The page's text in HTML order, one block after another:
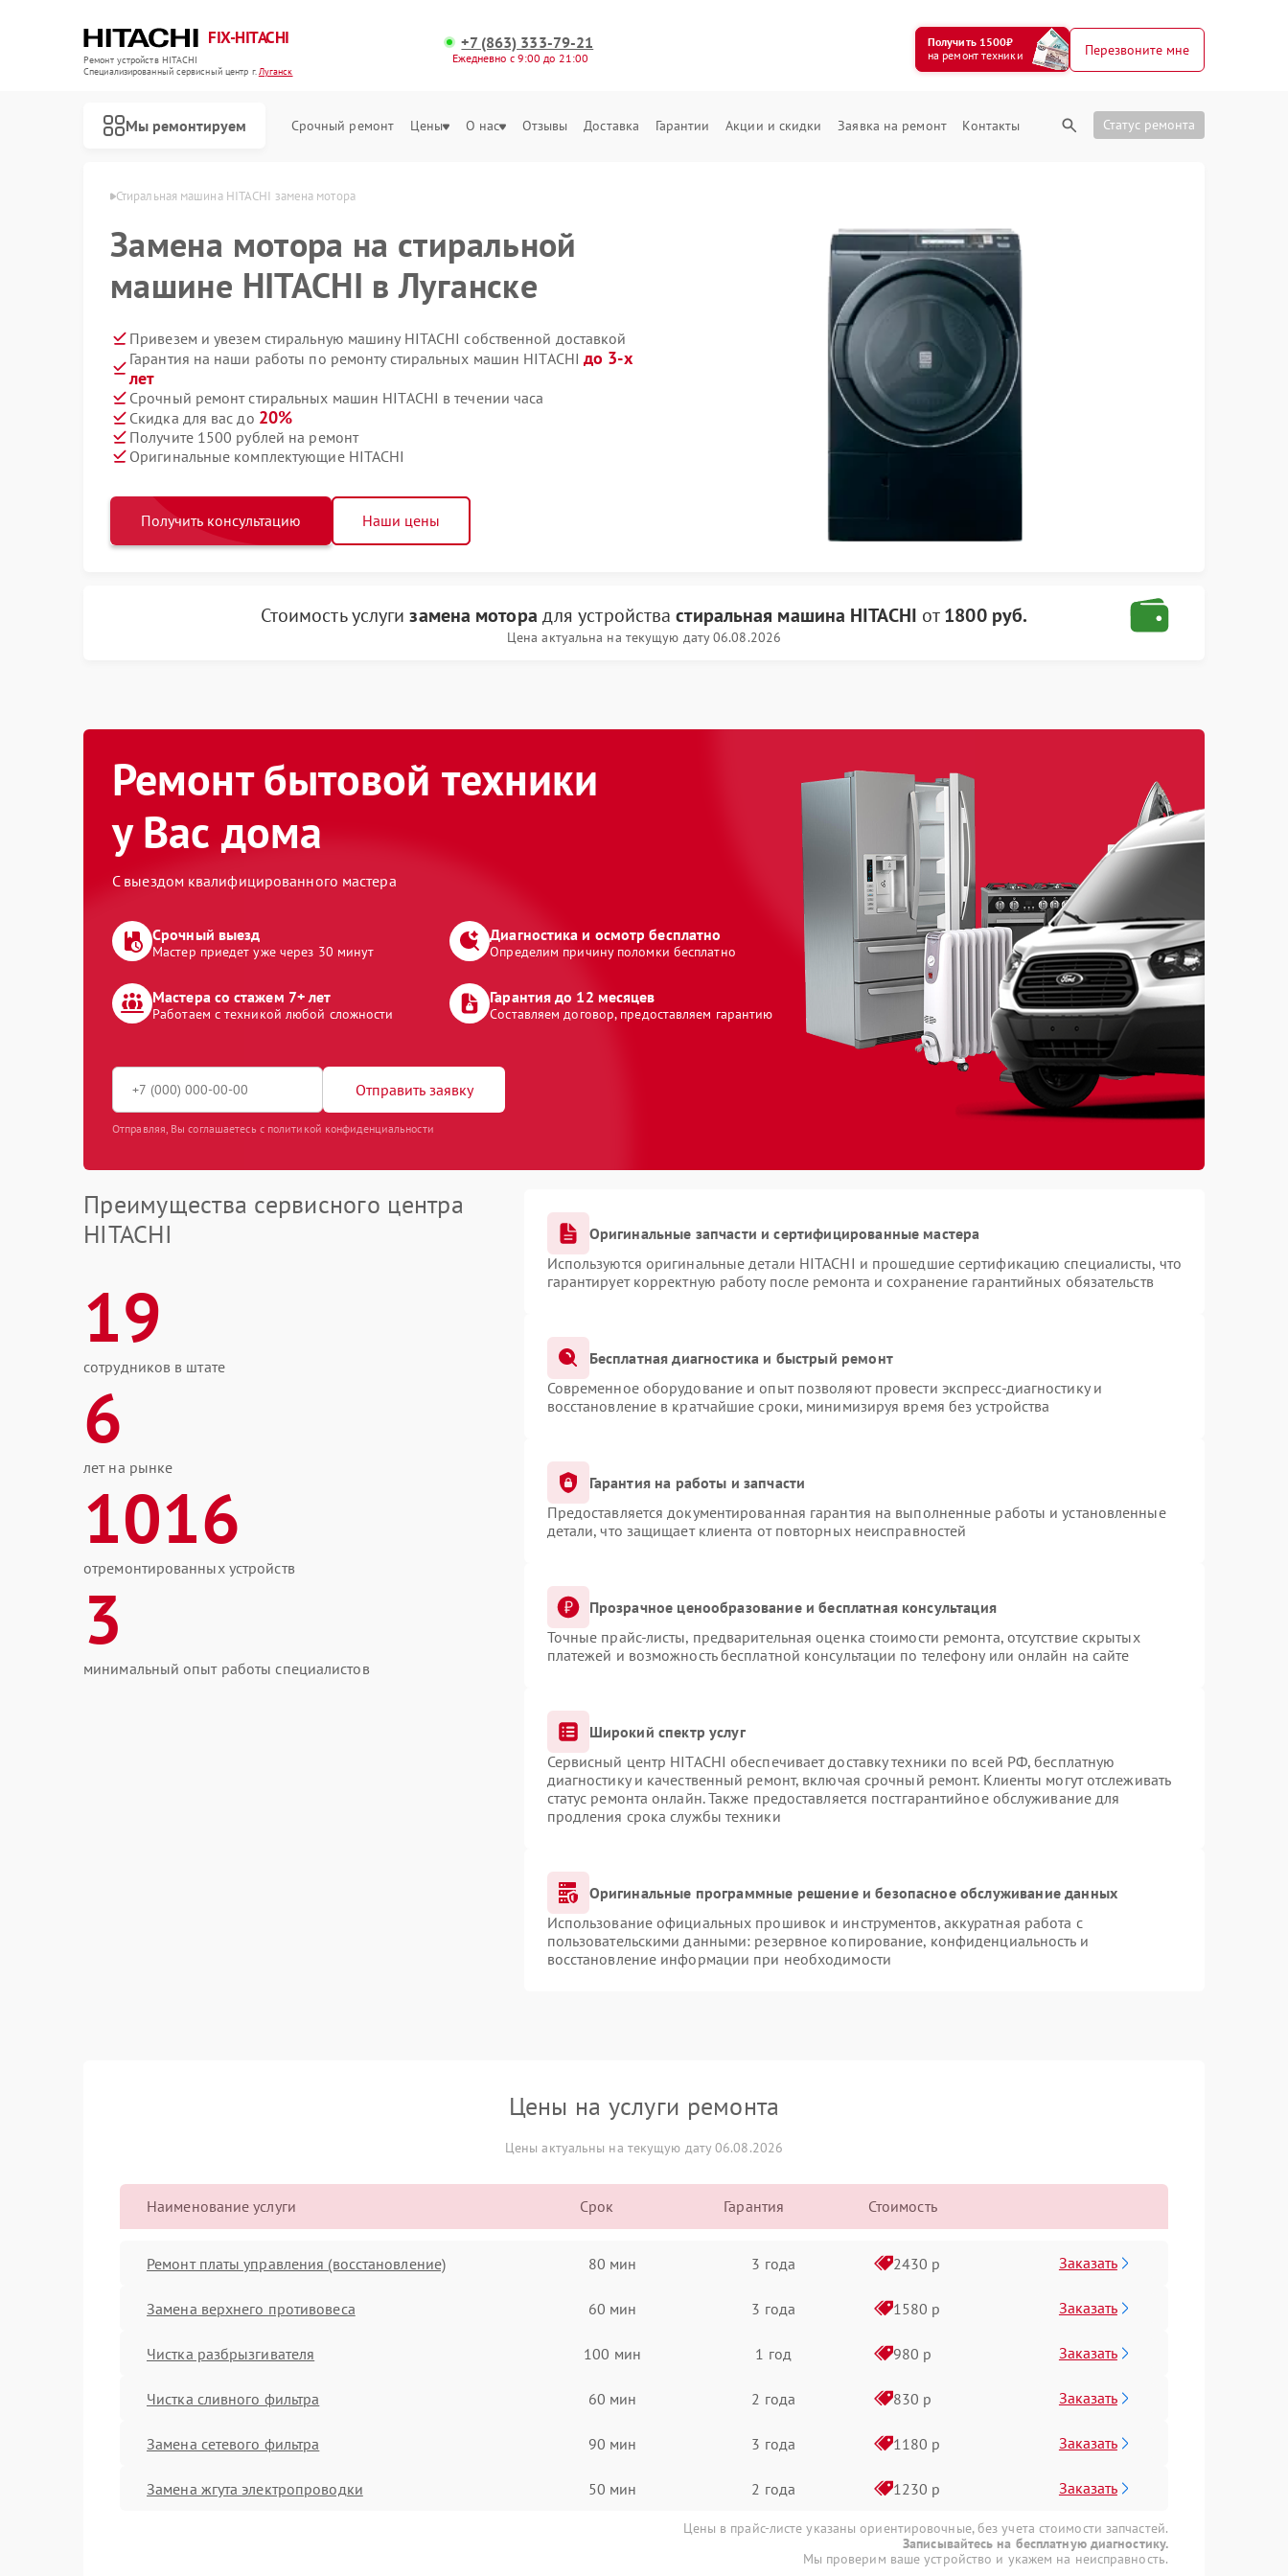
FIX-HITACHI
Ремонт устройств HITACHI
Специализированный cервисный центр г.Луганск
+7 (863) 333-79-21
Ежедневно с 9:00 до 21:00
Получить 1500₽
на ремонт техники
Перезвоните мне
Мы ремонтируем Срочный ремонт Цены О нас Отзывы Доставка Гарантии Акции и скидки Заявка на ремонт Контакты Статус ремонта
Стиральная машина HITACHI замена мотора
Замена мотора на стиральной
машине HITACHI в Луганске
Привезем и увезем стиральную машину HITACHI собственной доставкой
Гарантия на наши работы по ремонту стиральных машин HITACHI до 3-х
лет
Срочный ремонт стиральных машин HITACHI в течении часа
Скидка для вас до 20%
Получите 1500 рублей на ремонт
Оригинальные комплектующие HITACHI
Получить консультацию Наши цены
Стоимость услугизамена мотора для устройствастиральная машина HITACHI от1800 руб.
Цена актуальна на текущую дату 06.08.2026
Ремонт бытовой техники
у Вас дома
С выездом квалифицированного мастера
Срочный выезд
Мастер приедет уже через 30 минут
Диагностика и осмотр бесплатно
Определим причину поломки бесплатно
Мастера со стажем 7+ лет
Работаем с техникой любой сложности
Гарантия до 12 месяцев
Составляем договор, предоставляем гарантию
Отправить заявку
Отправляя, Вы соглашаетесь с политикой конфиденциальности
Преимущества сервисного центра
HITACHI
19
сотрудников в штате
6
лет на рынке
1016
отремонтированных устройств
3
минимальный опыт работы специалистов
Оригинальные запчасти и сертифицированные мастера
Используются оригинальные детали HITACHI и прошедшие сертификацию специалисты, что
гарантирует корректную работу после ремонта и сохранение гарантийных обязательств
Бесплатная диагностика и быстрый ремонт
Современное оборудование и опыт позволяют провести экспресс-диагностику и
восстановление в кратчайшие сроки, минимизируя время без устройства
Гарантия на работы и запчасти
Предоставляется документированная гарантия на выполненные работы и установленные
детали, что защищает клиента от повторных неисправностей
Прозрачное ценообразование и бесплатная консультация
Точные прайс-листы, предварительная оценка стоимости ремонта, отсутствие скрытых
платежей и возможность бесплатной консультации по телефону или онлайн на сайте
Широкий спектр услуг
Сервисный центр HITACHI обеспечивает доставку техники по всей РФ, бесплатную
диагностику и качественный ремонт, включая срочный ремонт. Клиенты могут отслеживать
статус ремонта онлайн. Также предоставляется постгарантийное обслуживание для
продления срока службы техники
Оригинальные программные решение и безопасное обслуживание данных
Использование официальных прошивок и инструментов, аккуратная работа с
пользовательскими данными: резервное копирование, конфиденциальность и
восстановление информации при необходимости
Цены на услуги ремонта
Цены актуальны на текущую дату 06.08.2026
Наименование услуги Срок Гарантия Стоимость
Ремонт платы управления (восстановление) 80 мин 3 года 2430 р Заказать
Замена верхнего противовеса 60 мин 3 года 1580 р Заказать
Чистка разбрызгивателя 100 мин 1 год 980 р Заказать
Чистка сливного фильтра 60 мин 2 года 830 р Заказать
Замена сетевого фильтра 90 мин 3 года 1180 р Заказать
Замена жгута электропроводки 50 мин 2 года 1230 р Заказать
Цены в прайс-листе указаны ориентировочные, без учета стоимости запчастей.
Записывайтесь на бесплатную диагностику.
Мы проверим ваше устройство и укажем на неисправность.